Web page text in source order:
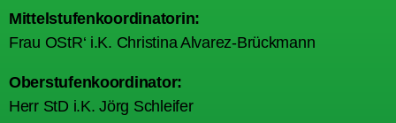
Mittelstufenkoordinatorin:
Frau OStR‘ i.K. Christina Alvarez-Brückmann
Oberstufenkoordinator:
Herr StD i.K. Jörg Schleifer